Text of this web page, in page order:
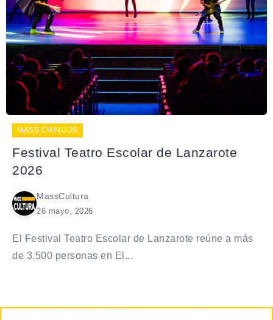
MASS CHINIJOS
Festival Teatro Escolar de Lanzarote
2026
MassCultura
26 mayo, 2026
El Festival Teatro Escolar de Lanzarote reúne a más
de 3.500 personas en El...